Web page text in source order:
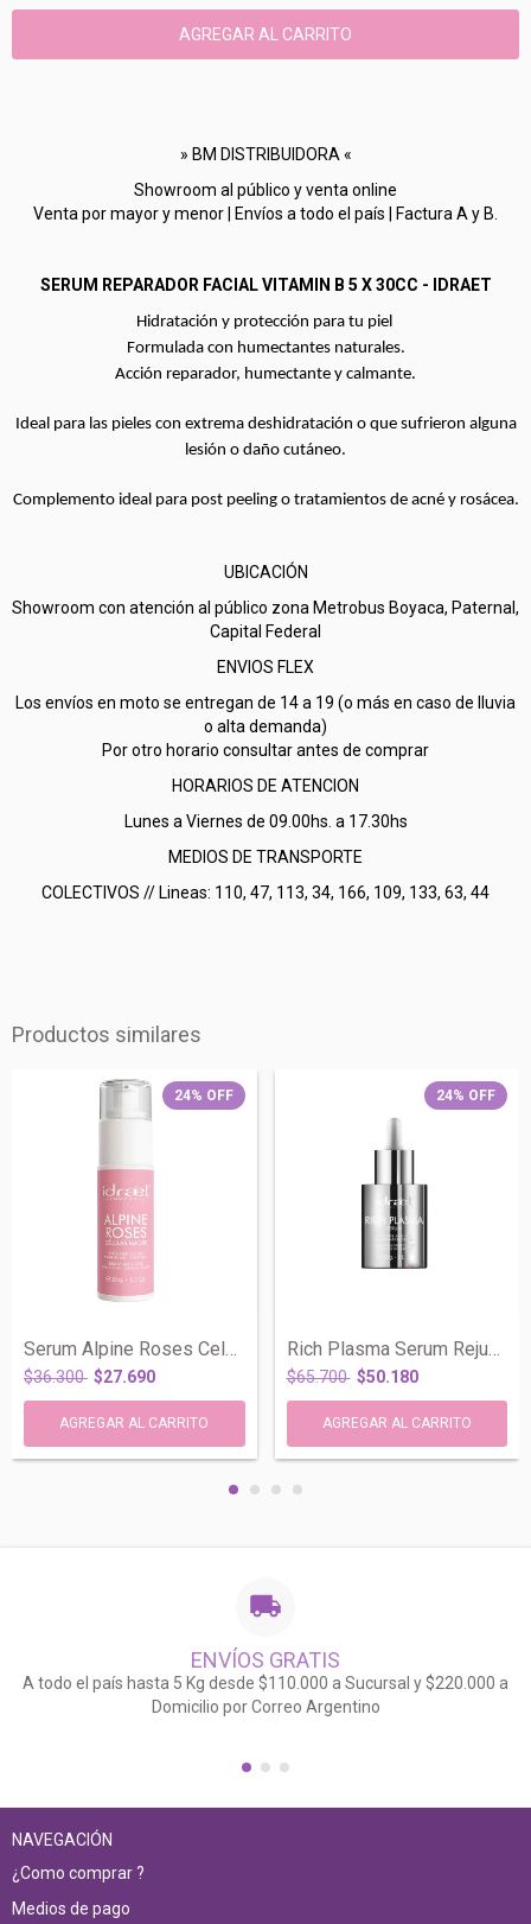
» BM DISTRIBUIDORA «
Showroom al público y venta online
Venta por mayor y menor | Envíos a todo el país | Factura A y B.
SERUM REPARADOR FACIAL VITAMIN B 5 X 30CC - IDRAET
Hidratación y protección para tu piel
Formulada con humectantes naturales.
Acción reparador, humectante y calmante.
Ideal para las pieles con extrema deshidratación o que sufrieron alguna
lesión o daño cutáneo.
Complemento ideal para post peeling o tratamientos de acné y rosácea.
UBICACIÓN
Showroom con atención al público zona Metrobus Boyaca, Paternal,
Capital Federal
ENVIOS FLEX
Los envíos en moto se entregan de 14 a 19 (o más en caso de lluvia
o alta demanda)
Por otro horario consultar antes de comprar
HORARIOS DE ATENCION
Lunes a Viernes de 09.00hs. a 17.30hs
MEDIOS DE TRANSPORTE
COLECTIVOS // Lineas: 110, 47, 113, 34, 166, 109, 133, 63, 44
Productos similares
24% OFF
$36.300 $27.690
24% OFF
$65.700 $50.180
ENVÍOS GRATIS
A todo el país hasta 5 Kg desde $110.000 a Sucursal y $220.000 a
Domicilio por Correo Argentino
NAVEGACIÓN
¿Como comprar ?
Medios de pago